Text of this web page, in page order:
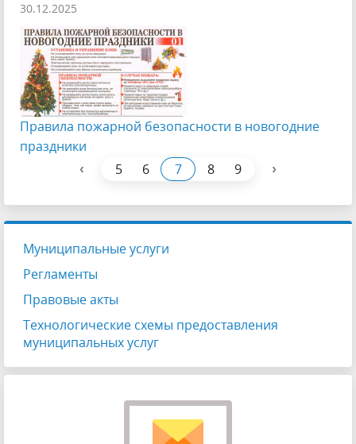
30.12.2025
Правила пожарной безопасности в новогодние
праздники
‹ 5 6 7 8 9 ›
Муниципальные услуги
Регламенты
Правовые акты
Технологические схемы предоставления
муниципальных услуг